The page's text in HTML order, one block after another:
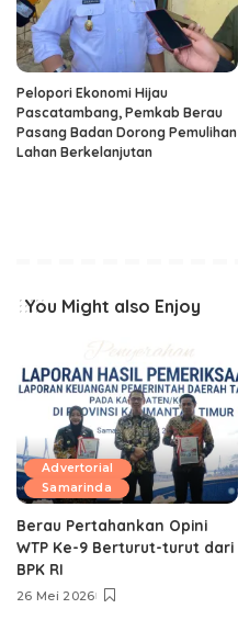
Pelopori Ekonomi Hijau
Pascatambang, Pemkab Berau
Pasang Badan Dorong Pemulihan
Lahan Berkelanjutan
You Might also Enjoy
Advertorial
Samarinda
Berau Pertahankan Opini
WTP Ke-9 Berturut-turut dari
BPK RI
26 Mei 2026